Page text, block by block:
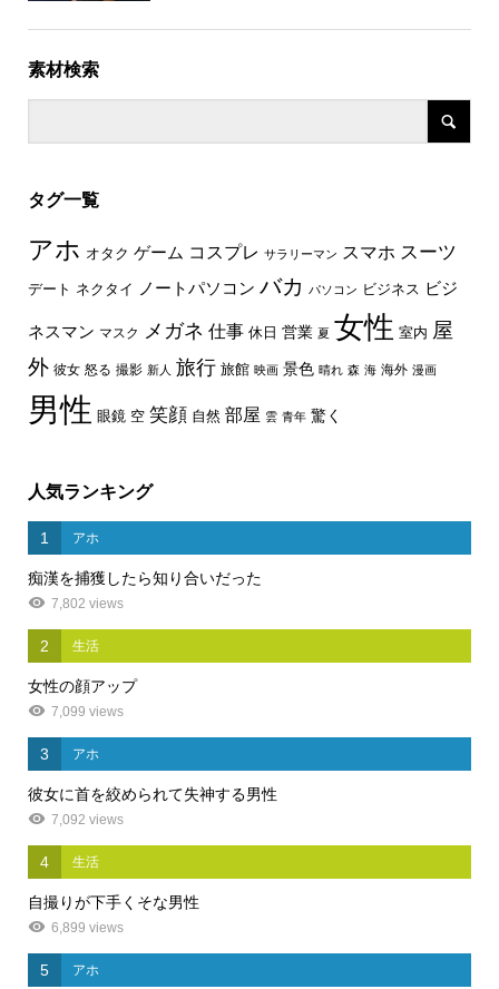
素材検索
タグ一覧
アホ オタク ゲーム コスプレ サラリーマン スマホ スーツ
デート ネクタイ ノートパソコン バカ パソコン ビジネス ビジ
ネスマン マスク メガネ 仕事 休日 営業 夏 女性 室内 屋
外 彼女 怒る 撮影 新人 旅行 旅館 映画 景色 晴れ 森 海 海外 漫画
男性 眼鏡 空 笑顔 自然 部屋 雲 青年 驚く
人気ランキング
1 アホ
痴漢を捕獲したら知り合いだった
7,802 views
2 生活
女性の顔アップ
7,099 views
3 アホ
彼女に首を絞められて失神する男性
7,092 views
4 生活
自撮りが下手くそな男性
6,899 views
5 アホ